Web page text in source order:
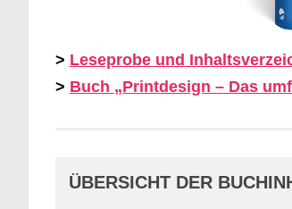
> Leseprobe und
> Buch „Printdesign – Das
ÜBERSICHT DER